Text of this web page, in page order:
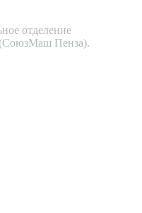
отделение
(СоюзМаш Пенза).